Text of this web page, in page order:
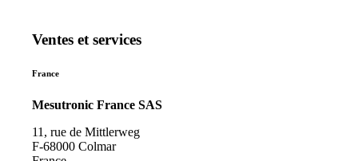
Ventes et services
France
Mesutronic France SAS
11, rue de Mittlerweg
F-68000 Colmar